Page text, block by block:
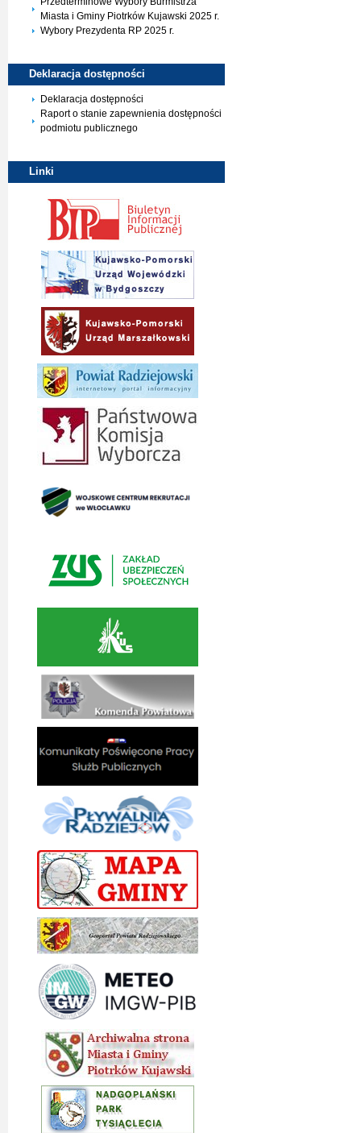
Miasta i Gminy Piotrków Kujawski 2025 r.
Wybory Prezydenta RP 2025 r.
Deklaracja dostępności
Deklaracja dostępności
Raport o stanie zapewnienia dostępności
podmiotu publicznego
Linki